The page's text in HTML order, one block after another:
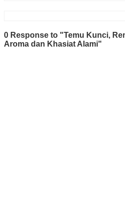
0 Response to "Temu Kunci,
Aroma dan Khasiat Alami"